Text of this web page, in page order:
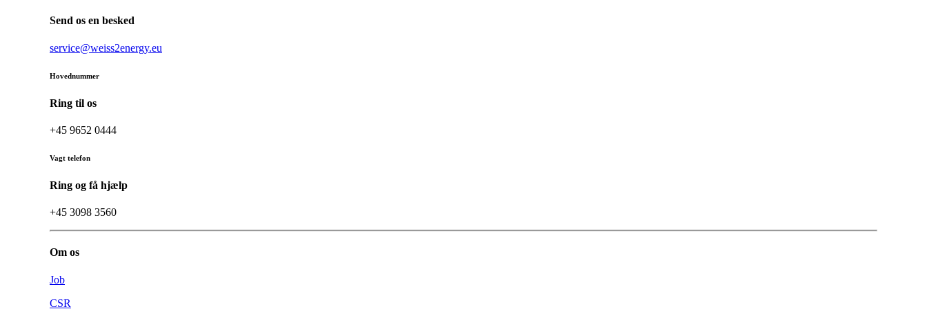
Send os en besked
service@weiss2energy.eu
Hovednummer
Ring til os
+45 9652 0444
Vagt telefon
Ring og få hjælp
+45 3098 3560
Om os
Job
CSR